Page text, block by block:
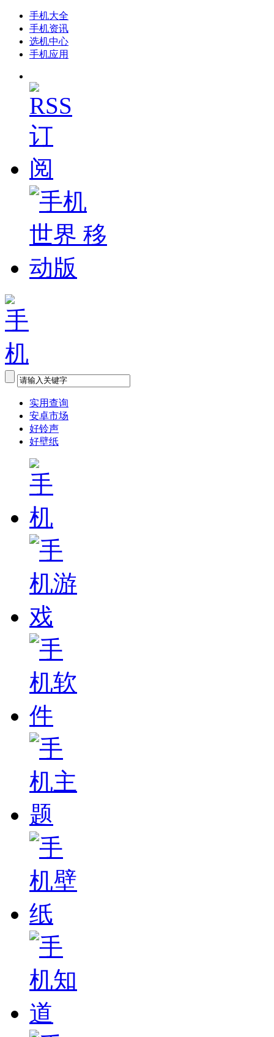
手机大全
手机资讯
选机中心
手机应用
实用查询
安卓市场
好铃声
好壁纸